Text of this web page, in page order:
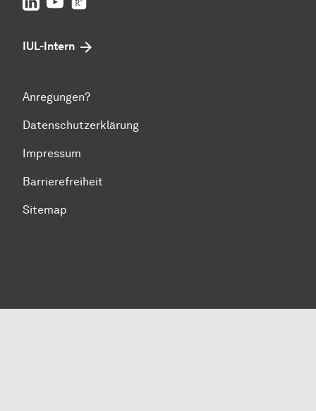
IUL-Intern
Anregungen?
Datenschutzerklärung
Impressum
Barrierefreiheit
Sitemap